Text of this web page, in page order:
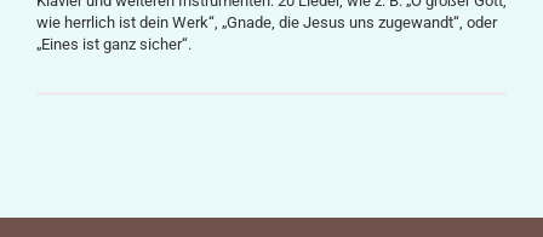
wie herrlich ist dein Werk“, „Gnade, die Jesus uns zugewandt“, oder
„Eines ist ganz sicher“.